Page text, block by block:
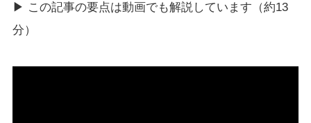
▶ この記事の要点は動画でも解説しています（約13
分）